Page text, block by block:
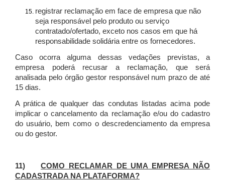
registrar reclamação em face de empresa que não
seja responsável pelo produto ou serviço
contratado/ofertado, exceto nos casos em que há
responsabilidade solidária entre os fornecedores.
Caso ocorra alguma dessas vedações previstas, a
empresa poderá recusar a reclamação, que será
analisada pelo órgão gestor responsável num prazo de até
15 dias.
A prática de qualquer das condutas listadas acima pode
implicar o cancelamento da reclamação e/ou do cadastro
do usuário, bem como o descredenciamento da empresa
ou do gestor.
11)COMO RECLAMAR DE UMA EMPRESA NÃO
CADASTRADA NA PLATAFORMA?